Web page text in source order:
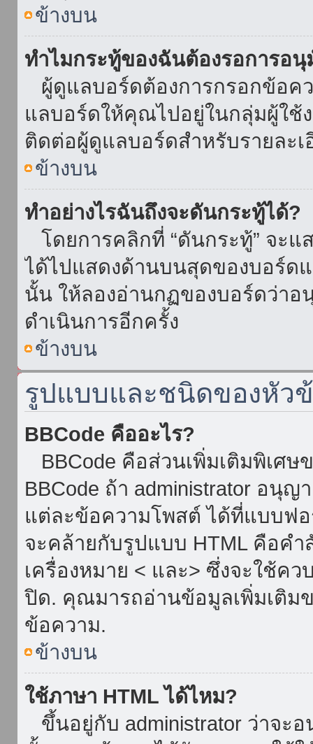
ข้างบน
ทำไมกระทู้ของฉันต้องรอการอนุ
ผู้ดูแลบอร์ดต้องการกรอกข้อค
แลบอร์ดให้คุณไปอยู่ในกลุ่มผู้ใช้
ติดต่อผู้ดูแลบอร์ดสำหรับรายละเ
ข้างบน
ทำอย่างไรฉันถึงจะดันกระทู้ได้?
โดยการคลิกที่ “ดันกระทู้” จะ
ได้ไปแสดงด้านบนสุดของบอร์ด
นั้น ให้ลองอ่านกฏของบอร์ดว่า
ดำเนินการอีกครั้ง
ข้างบน
รูปแบบและชนิดของหัว
BBCode คืออะไร?
BBCode คือส่วนเพิ่มเติมพิเศ
BBCode ถ้า administrator อนุ
แต่ละข้อความโพสต์ ได้ที่แบบฟ
จะคล้ายกับรูปแบบ HTML คือคำ
เครื่องหมาย < และ> ซึ่งจะใช้ค
ปิด. คุณมารถอ่านข้อมูลเพิ่มเติม
ข้อความ.
ข้างบน
ใช้ภาษา HTML ได้ไหม?
ขึ้นอยู่กับ administrator ว่าจะ